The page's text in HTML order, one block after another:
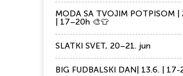
MODA SA TVOJIM POTPISOM |
| 17–20h 🎨👕
SLATKI SVET, 20–21. jun
BIG FUDBALSKI DAN| 13.6. | 17-